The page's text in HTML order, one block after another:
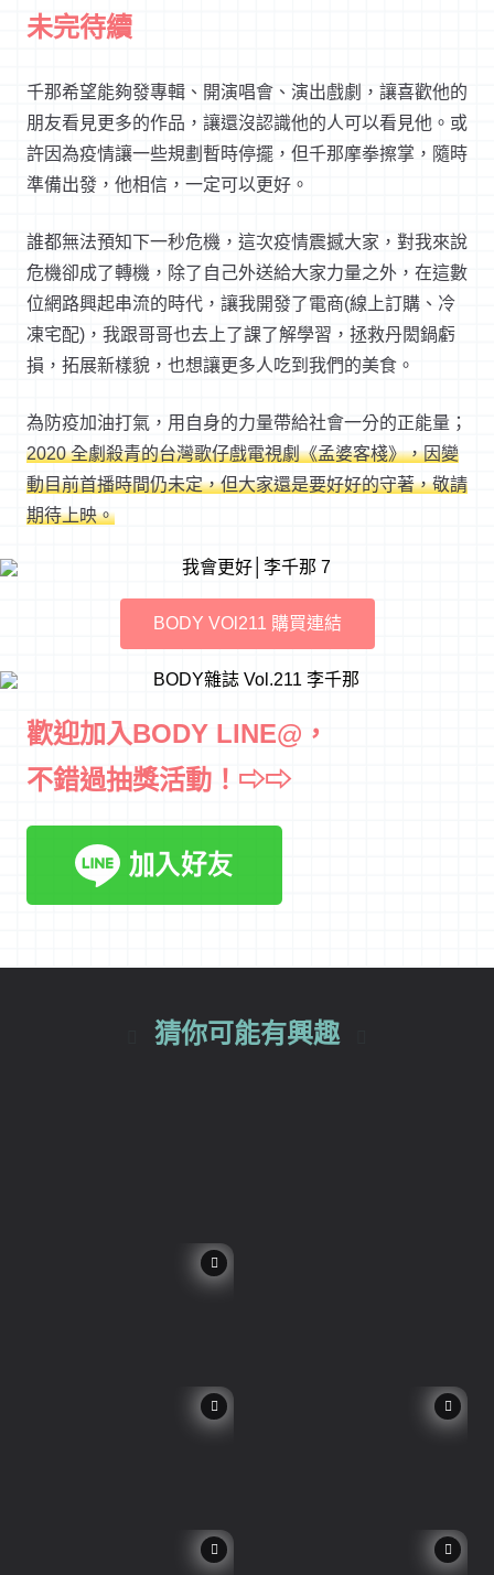
未完待續
千那希望能夠發專輯、開演唱會、演出戲劇，讓喜歡他的
朋友看見更多的作品，讓還沒認識他的人可以看見他。或
許因為疫情讓一些規劃暫時停擺，但千那摩拳擦掌，隨時
準備出發，他相信，一定可以更好。
誰都無法預知下一秒危機，這次疫情震撼大家，對我來說
危機卻成了轉機，除了自己外送給大家力量之外，在這數
位網路興起串流的時代，讓我開發了電商(線上訂購、冷
凍宅配)，我跟哥哥也去上了課了解學習，拯救丹閎鍋虧
損，拓展新樣貌，也想讓更多人吃到我們的美食。
為防疫加油打氣，用自身的力量帶給社會一分的正能量；
2020 全劇殺青的台灣歌仔戲電視劇《孟婆客棧》，因變
動目前首播時間仍未定，但大家還是要好好的守著，敬請
期待上映。
BODY VOl211 購買連結
歡迎加入BODY LINE@，
不錯過抽獎活動！⇨⇨
猜你可能有興趣